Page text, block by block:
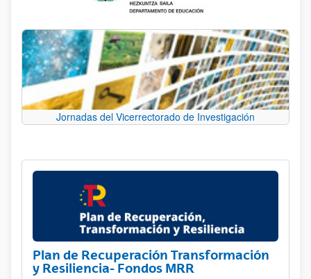
Jornadas del Vicerrectorado de Investigación
Plan de Recuperación Transformación
y Resiliencia- Fondos MRR